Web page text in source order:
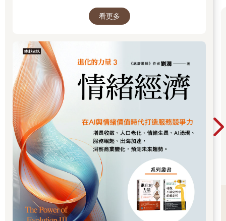
經歷了兩小時的折磨後，你回到辦公室調整心情，然後把剛收到
的那疊名片，放進你過去蒐集的那堆名片裡——那些你理應跟
麼，唯一確定的是，你並未和真正需要接觸的人建立聯繫，那何
必自找麻煩呢？你重新回到工作中，發現進度落後，因為社交花
費了你大半天的時間。
我剛剛用了「花費」這個詞，但其實應該說是「浪費」才對。和
昨天相比，你業務上的人脈並未擴展。實際上情況還更糟，因為
你不僅花了油錢與入場費，犧牲了時間，還把心理和情緒能量消
耗殆盡。
你把這樣的失敗歸咎於自己是個內向者。畢竟，你在社交場合看
到的那些外向者看起來都應對自如，他們一定總是能談成合作、
拿到機會。要是你也能像他們那樣建立人脈就好了。
但你認定，那種事對你來說根本不可能。
所以你說服自己，至少現在狀況是這樣，只能先忍耐一下。
兩、三個月後，情況更加惡化。無奈之下，你心想：「我別無選
擇，只能再去參加社交活動了。」你痛下決心，這次一定要做得
更好。於是，你上網查了一些人脈經營的訣竅跟策略。
你嘗試了其中一、兩種方法，但社交依然讓人尷尬、痛苦，還勞
的世界中，認清所有真相！
看更多